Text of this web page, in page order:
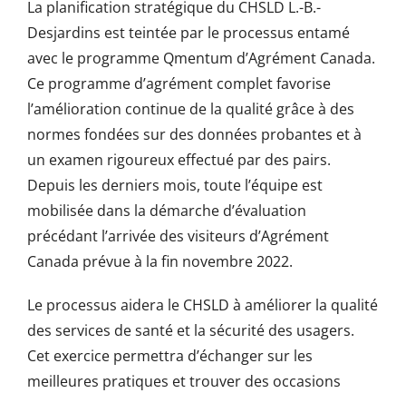
La planification stratégique du CHSLD L.-B.-
Desjardins est teintée par le processus entamé
avec le programme Qmentum d’Agrément Canada.
Ce programme d’agrément complet favorise
l’amélioration continue de la qualité grâce à des
normes fondées sur des données probantes et à
un examen rigoureux effectué par des pairs.
Depuis les derniers mois, toute l’équipe est
mobilisée dans la démarche d’évaluation
précédant l’arrivée des visiteurs d’Agrément
Canada prévue à la fin novembre 2022.
Le processus aidera le CHSLD à améliorer la qualité
des services de santé et la sécurité des usagers.
Cet exercice permettra d’échanger sur les
meilleures pratiques et trouver des occasions